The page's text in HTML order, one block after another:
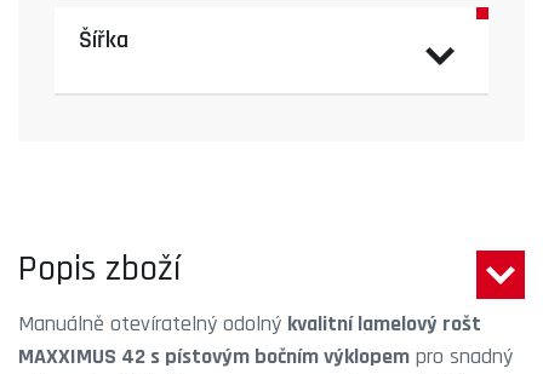
Šířka
Popis zboží
Manuálně otevíratelný odolný kvalitní lamelový rošt
MAXXIMUS 42 s pístovým bočním výklopem pro snadný